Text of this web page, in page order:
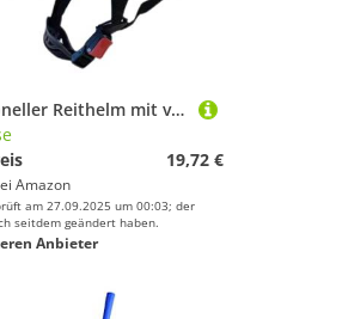
Professioneller Reithelm mit verstellbarer Passform, Sicherheitsausrüstung für Erwachsene, Samtreitkappe 54-62 cm
19,72 €
Amazon
am 27.09.2025 um 00:03; der
seitdem geändert haben.
Anbieter